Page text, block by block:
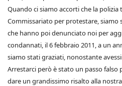
Quando ci siamo accorti che la polizia
Commissariato per protestare,
che hanno poi denunciato noi per
condannati, il 6 febbraio 2011, a un
siamo stati graziati, nonostante
Arrestarci però è stato un passo falso
dare un grandissimo risalto alla